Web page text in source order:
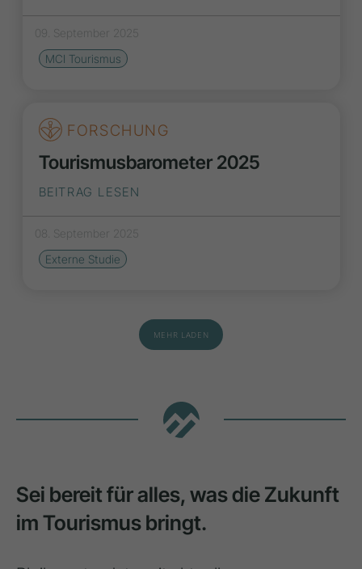
09. September 2025
MCI Tourismus
FORSCHUNG
Tourismusbarometer 2025
BEITRAG LESEN
08. September 2025
Externe Studie
MEHR LADEN
Sei bereit für alles, was die Zukunft
im Tourismus bringt.